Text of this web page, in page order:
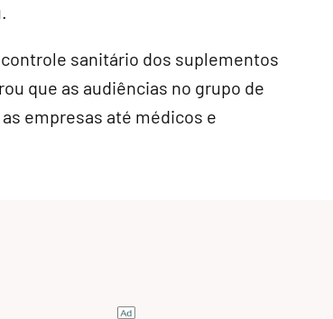
sanitário dos suplementos
que as audiências no grupo de
empresas até médicos e